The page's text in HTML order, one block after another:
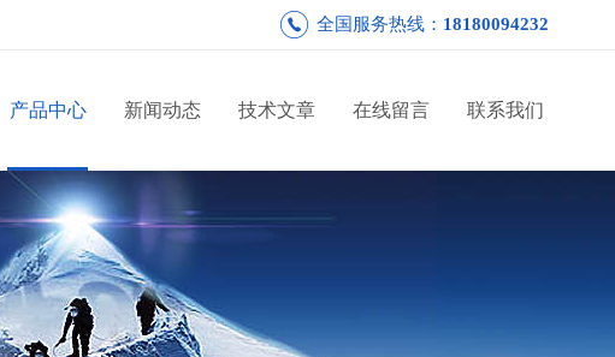
全国服务热线： 18180094232
产品中心 新闻动态 技术文章 在线留言 联系我们